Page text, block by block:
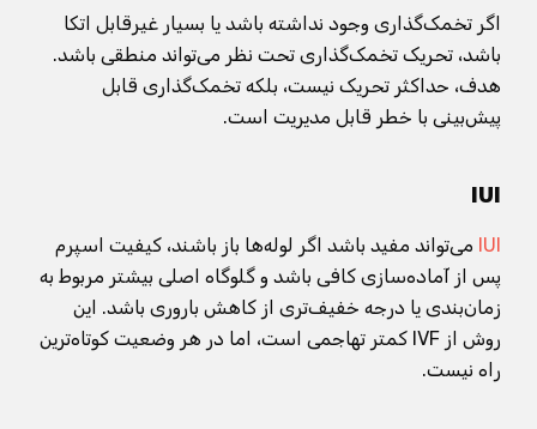
اگر تخمک‌گذاری وجود نداشته باشد یا بسیار غیرقابل اتکا
باشد، تحریک تخمک‌گذاری تحت نظر می‌تواند منطقی باشد.
هدف، حداکثر تحریک نیست، بلکه تخمک‌گذاری قابل
پیش‌بینی با خطر قابل مدیریت است.
IUI
IUI می‌تواند مفید باشد اگر لوله‌ها باز باشند، کیفیت اسپرم
پس از آماده‌سازی کافی باشد و گلوگاه اصلی بیشتر مربوط به
زمان‌بندی یا درجه خفیف‌تری از کاهش باروری باشد. این
روش از IVF کمتر تهاجمی است، اما در هر وضعیت کوتاه‌ترین
راه نیست.